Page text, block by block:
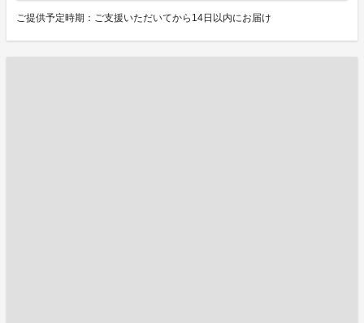
ご提供予定時期：ご支援いただいてから14日以内にお届け